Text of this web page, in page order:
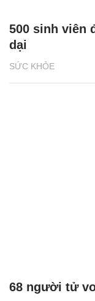
SỨC KHỎE
500 sinh viên
dại
68 người tử